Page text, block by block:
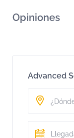
Opiniones
Advanced